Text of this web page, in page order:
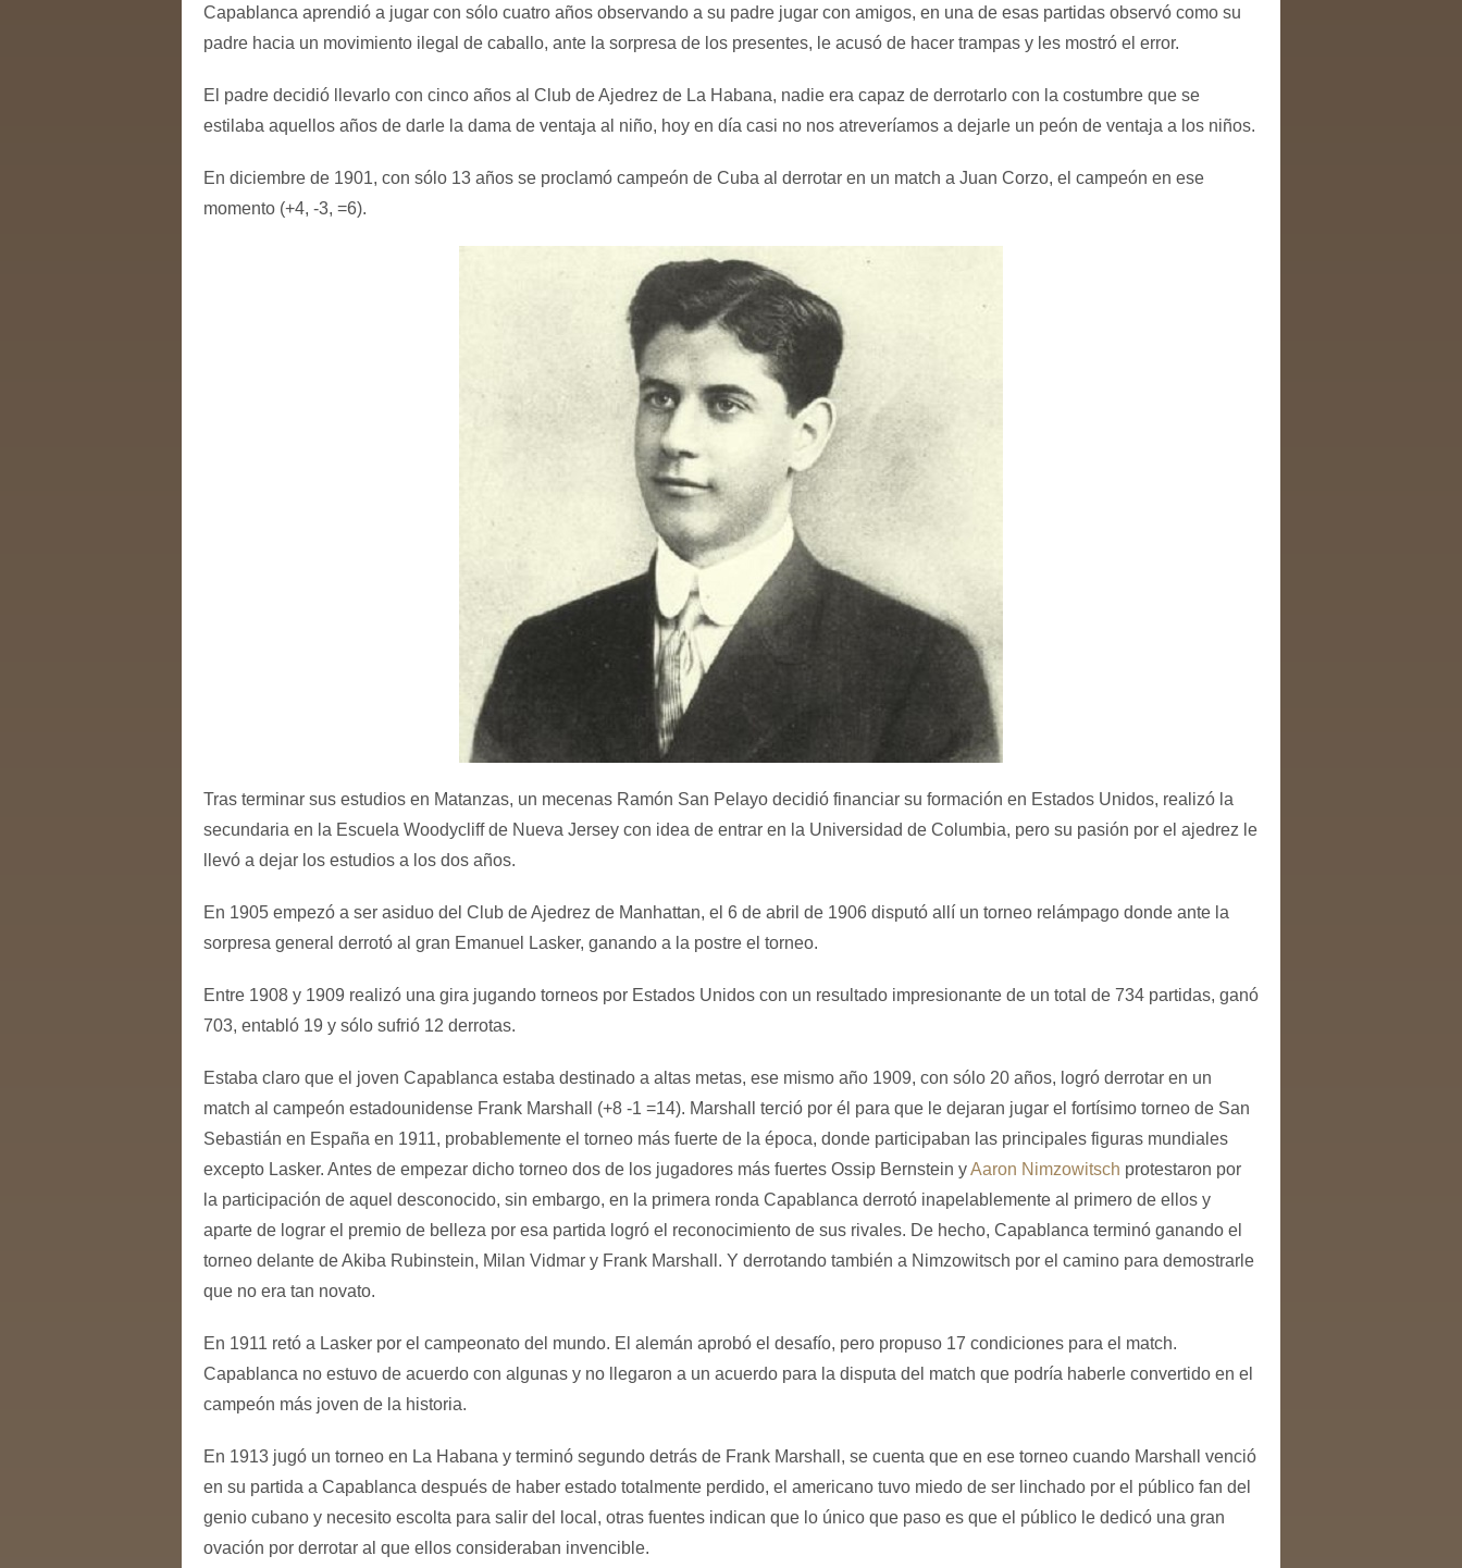
Capablanca aprendió a jugar con sólo cuatro años observando a su padre jugar con amigos, en una de esas partidas observó como su
padre hacia un movimiento ilegal de caballo, ante la sorpresa de los presentes, le acusó de hacer trampas y les mostró el error.
El padre decidió llevarlo con cinco años al Club de Ajedrez de La Habana, nadie era capaz de derrotarlo con la costumbre que se
estilaba aquellos años de darle la dama de ventaja al niño, hoy en día casi no nos atreveríamos a dejarle un peón de ventaja a los niños.
En diciembre de 1901, con sólo 13 años se proclamó campeón de Cuba al derrotar en un match a Juan Corzo, el campeón en ese
momento (+4, -3, =6).
Tras terminar sus estudios en Matanzas, un mecenas Ramón San Pelayo decidió financiar su formación en Estados Unidos, realizó la
secundaria en la Escuela Woodycliff de Nueva Jersey con idea de entrar en la Universidad de Columbia, pero su pasión por el ajedrez le
llevó a dejar los estudios a los dos años.
En 1905 empezó a ser asiduo del Club de Ajedrez de Manhattan, el 6 de abril de 1906 disputó allí un torneo relámpago donde ante la
sorpresa general derrotó al gran Emanuel Lasker, ganando a la postre el torneo.
Entre 1908 y 1909 realizó una gira jugando torneos por Estados Unidos con un resultado impresionante de un total de 734 partidas, ganó
703, entabló 19 y sólo sufrió 12 derrotas.
Estaba claro que el joven Capablanca estaba destinado a altas metas, ese mismo año 1909, con sólo 20 años, logró derrotar en un
match al campeón estadounidense Frank Marshall (+8 -1 =14). Marshall terció por él para que le dejaran jugar el fortísimo torneo de San
Sebastián en España en 1911, probablemente el torneo más fuerte de la época, donde participaban las principales figuras mundiales
excepto Lasker. Antes de empezar dicho torneo dos de los jugadores más fuertes Ossip Bernstein yAaron Nimzowitsch protestaron por
la participación de aquel desconocido, sin embargo, en la primera ronda Capablanca derrotó inapelablemente al primero de ellos y
aparte de lograr el premio de belleza por esa partida logró el reconocimiento de sus rivales. De hecho, Capablanca terminó ganando el
torneo delante de Akiba Rubinstein, Milan Vidmar y Frank Marshall. Y derrotando también a Nimzowitsch por el camino para demostrarle
que no era tan novato.
En 1911 retó a Lasker por el campeonato del mundo. El alemán aprobó el desafío, pero propuso 17 condiciones para el match.
Capablanca no estuvo de acuerdo con algunas y no llegaron a un acuerdo para la disputa del match que podría haberle convertido en el
campeón más joven de la historia.
En 1913 jugó un torneo en La Habana y terminó segundo detrás de Frank Marshall, se cuenta que en ese torneo cuando Marshall venció
en su partida a Capablanca después de haber estado totalmente perdido, el americano tuvo miedo de ser linchado por el público fan del
genio cubano y necesito escolta para salir del local, otras fuentes indican que lo único que paso es que el público le dedicó una gran
ovación por derrotar al que ellos consideraban invencible.